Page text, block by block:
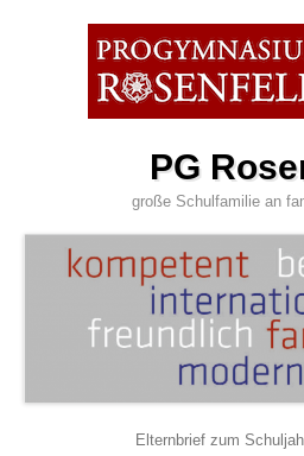
PG
große Schulfamilie an
Elternbrief zum